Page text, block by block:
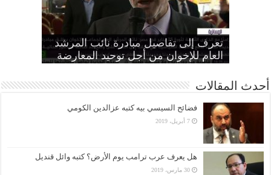
تعرف إلى تفاصيل مبادرة نائب المرشد
العام للإخوان من أجل توحيد المعارضة
“الإخوان”: تأييد النقض بإعدام تسعة
مواطنين بهزلية النائب العام يؤكد تحول
القضاء لألعوبة في يد العسكر
“متحدثة الإخوان” تطالب الانقلاب بوقف
الانتهاكات بحق المرأة وإطلاق سراح كل
الحرائر
“المجلس الثوري”: التحرك ضد الأنظمة
الطاغية “واجب وطني وضرورة
اقتصادية”
أمين عام الإخوان: لا تصالح مع القتلة ولا
بديل عن القصاص
أحدث المقالات
فضائح السيسي بيه كتبه عزالدين الكومي
7 أبريل، 2019
هل يعرف عرب ترامب يوم الأرض؟ كتبه وائل قنديل
30 مارس، 2019